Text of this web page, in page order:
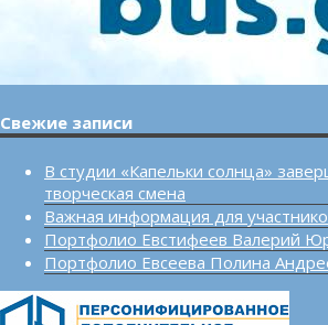
Свежие записи
В студии «Капельки солнца»
творческая смена
Важная информация для
Портфолио Евстифеев Валерий
Портфолио Евсеева Полина